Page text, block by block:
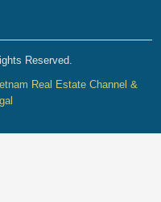
Reserved.
Real Estate Channel &